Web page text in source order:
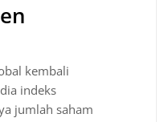
kembali
indeks
jumlah saham